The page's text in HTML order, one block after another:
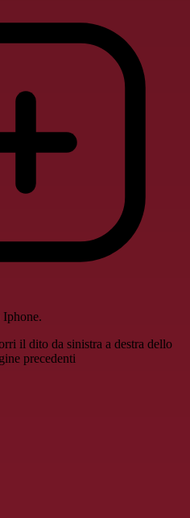
il dito da sinistra a destra dello
precedenti